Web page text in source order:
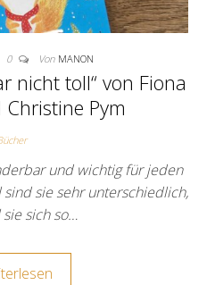
0 Von MANON
nicht toll“ von Fiona
Pym
und wichtig für jeden
sind sie sehr unterschiedlich,
sich so…